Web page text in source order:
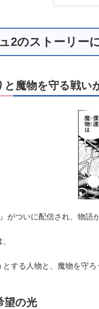
2のストーリー
と魔物を守る戦い
がついに配信され、物語
とする人物と、魔物を守
望の光